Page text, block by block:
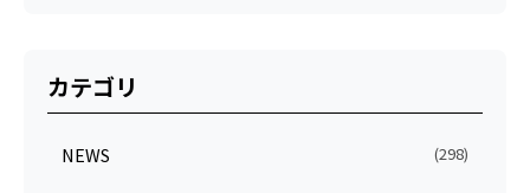
カテゴリ
NEWS (298)